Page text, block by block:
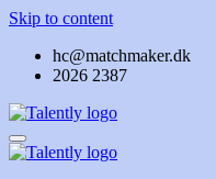
Skip to content
hc@matchmaker.dk
2026 2387